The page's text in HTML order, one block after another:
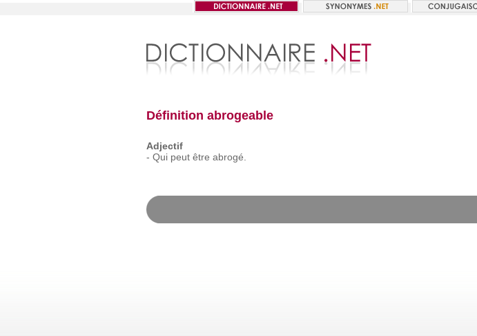
Définition abrogeable
Adjectif
- Qui peut être abrogé.